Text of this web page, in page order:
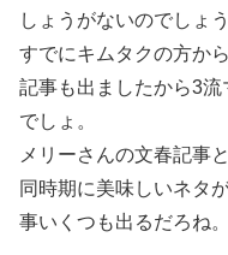
しょうがないのでしょう
すでにキムタクの方か
記事も出ましたから3
でしょ。
メリーさんの文春記事
同時期に美味しいネタ
事いくつも出るだろね。